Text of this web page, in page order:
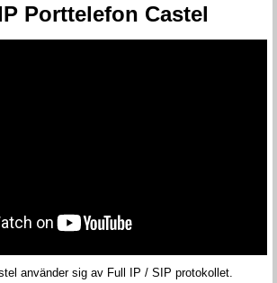
Porttelefon Castel
använder sig av Full IP / SIP protokollet.